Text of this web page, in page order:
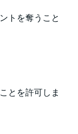
トを奪うこと
とを許可しま